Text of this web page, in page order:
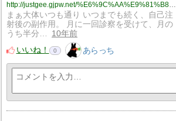
http://justgee.gjpw.net/%E6%9C%AA%E9%81%B8%E6%8A%9E/%E4%BB%8A%E6%97%A5%E3%82%82%E7%AA%93%E3%81%8B%E3%82%89%E9%9D%92%E7%A9%BA%E3%82%92%E8%A6%8B%E4%B8%8A%E3%81%92%E3%81%A6%E3%82%8B%E3%81%A0%E3%81%91%E3%81%A0%E3%81%A3%E3%81%9F
まぁ大体いつも通り いつまでも続く、自己注
射後の副作用。 月に一回診察を受けて、月の
うち半分…
10年前
いいね！
0 あらっち